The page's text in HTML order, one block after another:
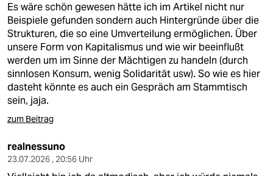
Es wäre schön gewesen hätte ich im Artikel nicht nur
Beispiele gefunden sondern auch Hintergründe über die
Strukturen, die so eine Umverteilung ermöglichen. Über
unsere Form von Kapitalismus und wie wir beeinflußt
werden um im Sinne der Mächtigen zu handeln (durch
sinnlosen Konsum, wenig Solidarität usw). So wie es hier
dasteht könnte es auch ein Gespräch am Stammtisch
sein, jaja.
zum Beitrag
realnessuno
23.07.2026 , 20:56 Uhr